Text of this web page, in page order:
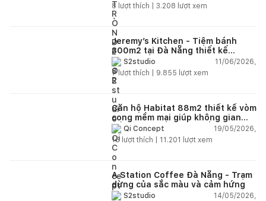
8 lượt thích | 3.208 lượt xem
Jeremy’s Kitchen - Tiệm bánh
300m2 tại Đà Nẵng thiết kế
phong cách công nghiệp hiện đại
ngập tràn ánh sáng tự nhiên
S2studio
11/06/2026,
7lượt thích | 9.855 lượt xem
Căn hộ Habitat 88m2 thiết kế vòm
cong mềm mại giúp không gian
sống hiện đại trở nên ấm áp hơn
Qi Concept
19/05/2026,
15 lượt thích | 11.201 lượt xem
A Station Coffee Đà Nẵng - Trạm
dừng của sắc màu và cảm hứng
S2studio
14/05/2026,